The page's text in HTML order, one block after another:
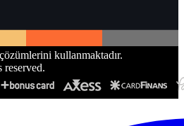
kullanmaktadır.
reserved.